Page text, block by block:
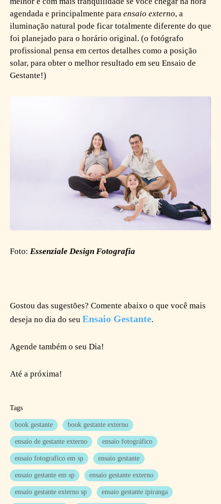
agendada e principalmente para ensaio externo, a
iluminação natural pode ficar totalmente diferente do que
foi planejado para o horário original. (o fotógrafo
profissional pensa em certos detalhes como a posição
solar, para obter o melhor resultado em seu Ensaio de
Gestante!)
Foto: Essenziale Design Fotografia
Gostou das sugestões? Comente abaixo o que você mais
deseja no dia do seu Ensaio Gestante.
Agende também o seu Dia!
Até a próxima!
Tags
book gestante book gestante externo
ensaio de gestante externo ensaio fotográfico
ensaio fotografico em sp ensaio gestante
ensaio gestante em sp ensaio gestante externo
ensaio gestante externo sp ensaio gestante ipiranga